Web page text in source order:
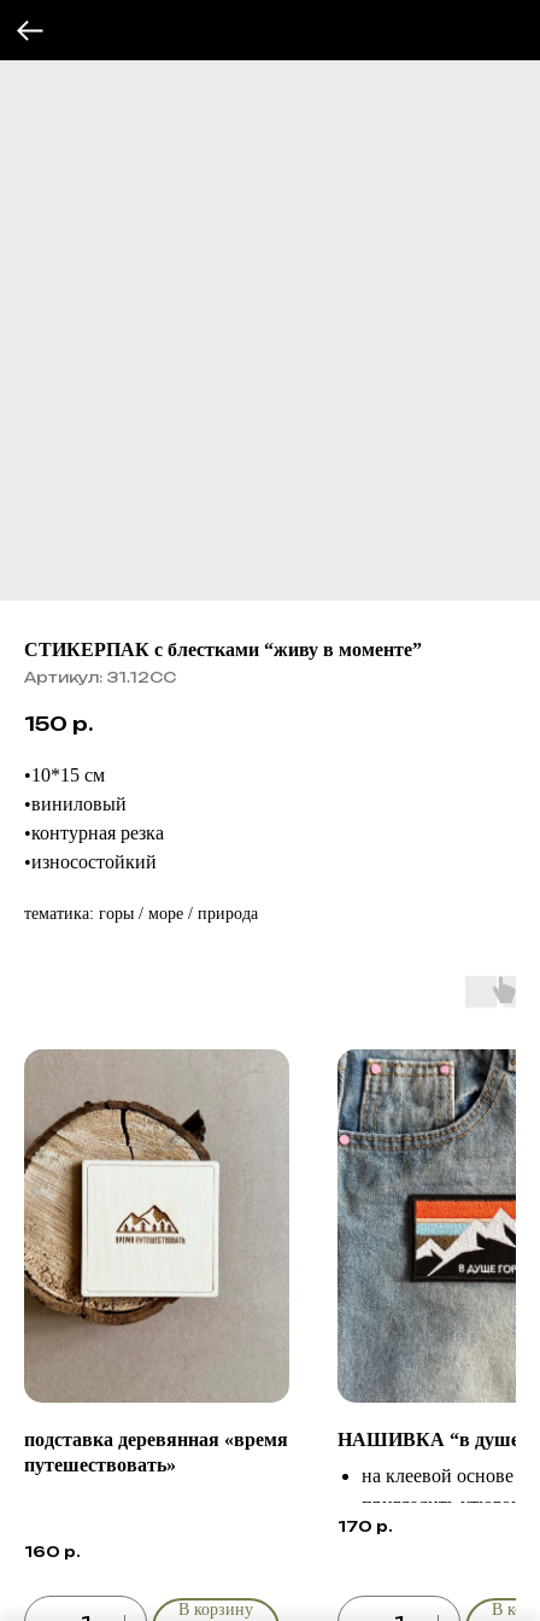
СТИКЕРПАК с блестками “живу в моменте”
Артикул: 31.12СС
150 р.
•10*15 см
•виниловый
•контурная резка
•износостойкий
тематика: горы / море / природа
подставка деревянная «время
путешествовать»
160 р.
В корзину
НАШИВКА “в душе
на клеевой основе
пригладить утюгом
диаметр 7 см
170 р.
В